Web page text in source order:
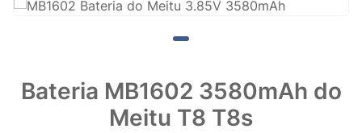
Bateria MB1602 3580mAh do
Meitu T8 T8s